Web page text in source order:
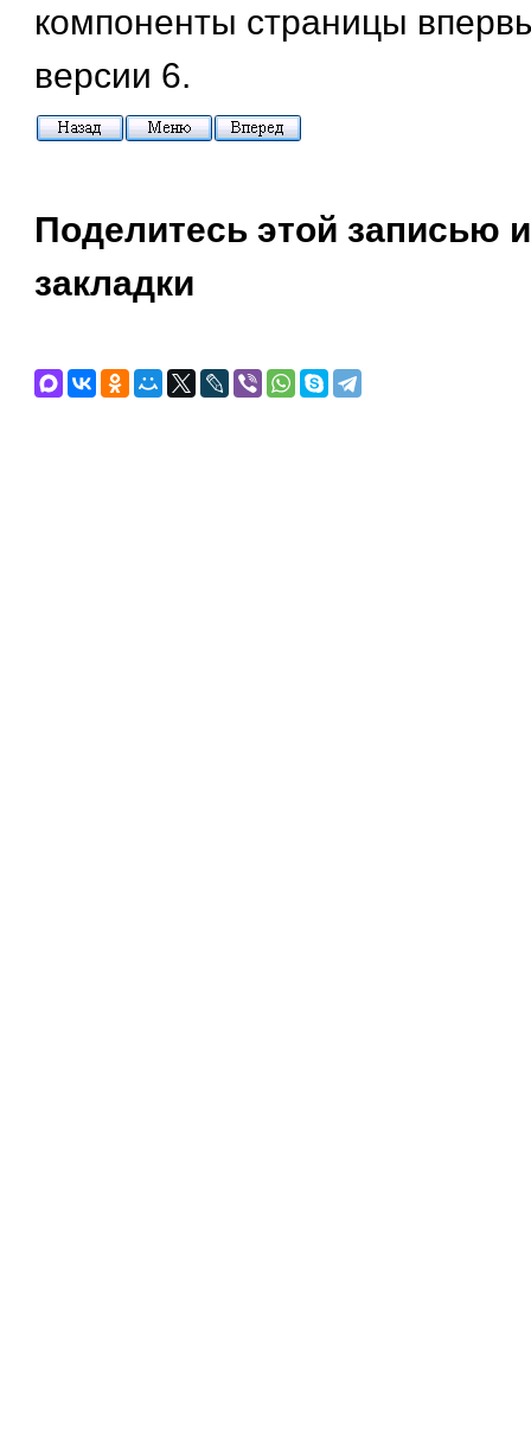
компоненты страницы
версии 6.
Поделитесь этой записью
закладки